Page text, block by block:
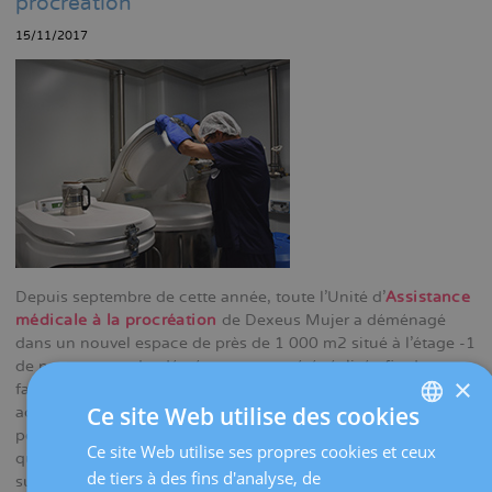
15/11/2017
Depuis septembre de cette année, toute l'Unité d'Assistance
médicale à la procréation de Dexeus Mujer a déménagé
dans un nouvel espace de près de 1 000 m2 situé à l'étage -1
de notre centre. Le déménagement a été réalisé afin de
faciliter l'accès des patientes et de centraliser toutes les
activités menées dans ce domaine, en profitant de l'occasion
pour rénover les installations et compléter les équipements,
qui intègrent des technologies de pointe. L'une d'elles est la
surveillance dynamique des embryons, qui permet d'observer
SPANISH
×
Ce site Web utilise des cookies
Ce site Web utilise ses propres cookies et ceux
de tiers à des fins d'analyse, de